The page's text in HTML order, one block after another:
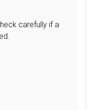
carefully if a